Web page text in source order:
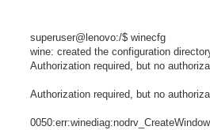
superuser@lenovo:/$ winecfg
wine: created the configuration
Authorization required, but no
Authorization required, but no